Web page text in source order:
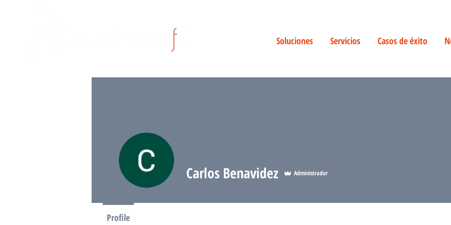
Soluciones Servicios Casos de éxito
Carlos Benavidez Administrador
Profile